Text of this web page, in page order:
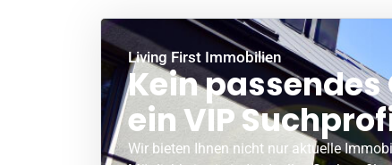
Living First Immobilien
Kein passendes
ein VIP
Wir bieten Ihnen nicht nur aktuelle